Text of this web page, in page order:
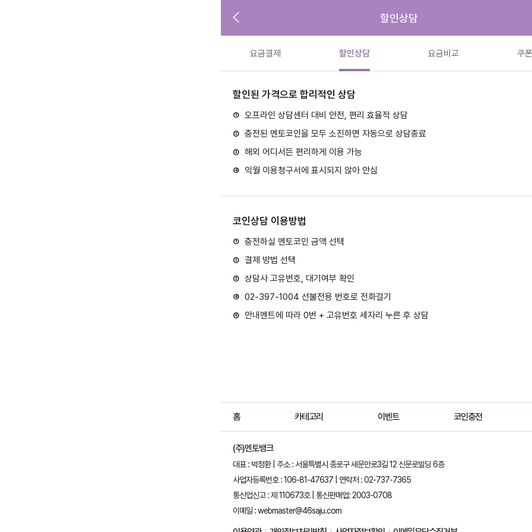
할인상담
요금결제 할인상담 요금비교 쿠
할인된 가격으로 합리적인 상담
① 오프라인 상담센터 대비 안전, 편리 효율적 상담
② 충전된 멘토코인을 모두 소진하면 자동으로 상담종료
③ 해외 어디서든 편리하게 이용 가능
④ 익월 이용청구서에 표시되지 않아 안심
코인상담 이용방법
① 충전하실 멘토코인 금액 선택
② 결제 방법 선택
③ 상담사 고유번호, 대기여부 확인
④ 02-397-1004 선불전용 번호로 전화걸기
⑤ 안내멘트에 따라 0번 + 고유번호 세자리 누른 후 상담
홈 카테고리 이벤트 코인충전
(주)멘토뱅크
대표 : 박정환 | 주소 : 서울특별시 종로구 새문안로3길 12 신문로빌딩 6층
사업자등록번호 : 106-81-47637 | 연락처 : 02-737-7365
통신업신고 : 제 110673호 | 통신판매업: 2003-0708
이메일 : webmaster@46saju.com